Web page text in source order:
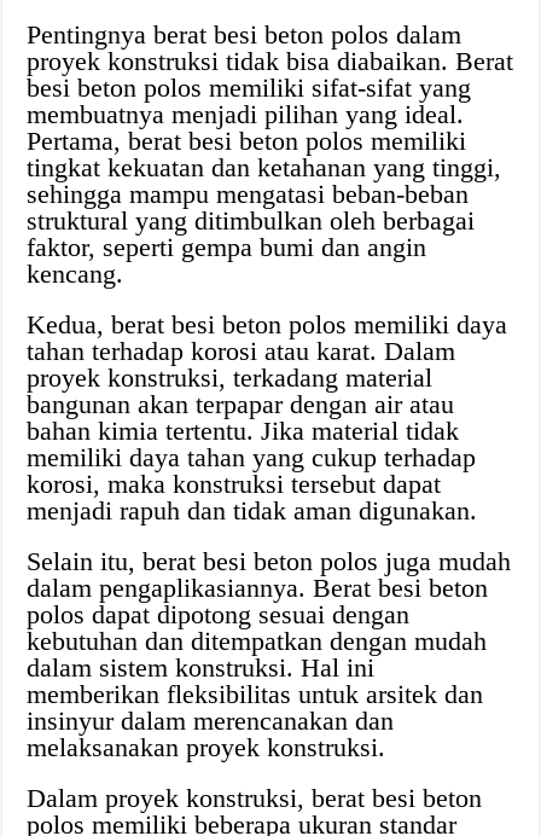
Pentingnya berat besi beton polos dalam
proyek konstruksi tidak bisa diabaikan. Berat
besi beton polos memiliki sifat-sifat yang
membuatnya menjadi pilihan yang ideal.
Pertama, berat besi beton polos memiliki
tingkat kekuatan dan ketahanan yang tinggi,
sehingga mampu mengatasi beban-beban
struktural yang ditimbulkan oleh berbagai
faktor, seperti gempa bumi dan angin
kencang.
Kedua, berat besi beton polos memiliki daya
tahan terhadap korosi atau karat. Dalam
proyek konstruksi, terkadang material
bangunan akan terpapar dengan air atau
bahan kimia tertentu. Jika material tidak
memiliki daya tahan yang cukup terhadap
korosi, maka konstruksi tersebut dapat
menjadi rapuh dan tidak aman digunakan.
Selain itu, berat besi beton polos juga mudah
dalam pengaplikasiannya. Berat besi beton
polos dapat dipotong sesuai dengan
kebutuhan dan ditempatkan dengan mudah
dalam sistem konstruksi. Hal ini
memberikan fleksibilitas untuk arsitek dan
insinyur dalam merencanakan dan
melaksanakan proyek konstruksi.
Dalam proyek konstruksi, berat besi beton
polos memiliki beberapa ukuran standar